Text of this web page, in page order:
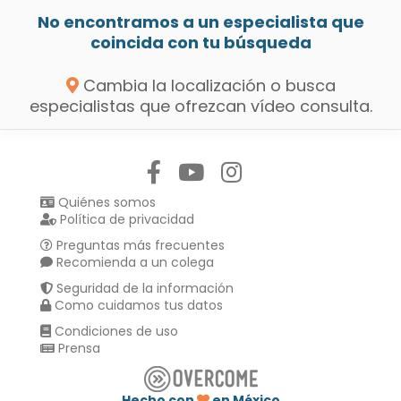
No encontramos a un especialista que
coincida con tu búsqueda
Cambia la localización o busca
especialistas que ofrezcan vídeo consulta.
Quiénes somos
Política de privacidad
Preguntas más frecuentes
Recomienda a un colega
Seguridad de la información
Como cuidamos tus datos
Condiciones de uso
Prensa